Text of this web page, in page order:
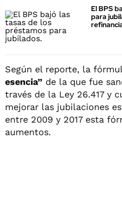
El BPS
para
Según el reporte, la
esencia” de la que fue
través de la Ley 26.417 y
mejorar las jubilaciones
entre 2009 y 2017 esta
aumentos.